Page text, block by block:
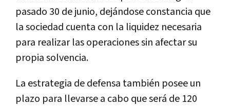
pasado 30 de junio, dejándose constancia que
la sociedad cuenta con la liquidez necesaria
para realizar las operaciones sin afectar su
propia solvencia.
La estrategia de defensa también posee un
plazo para llevarse a cabo que será de 120